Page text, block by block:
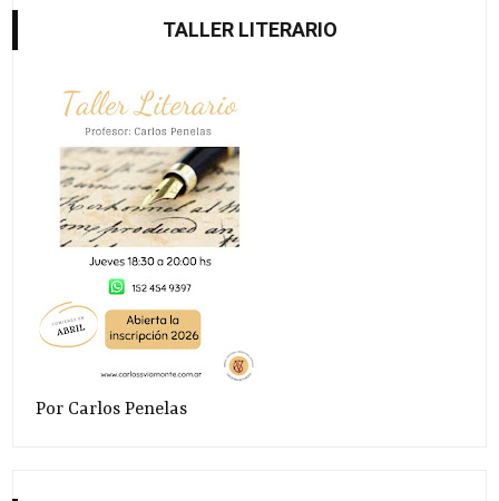
TALLER LITERARIO
Por Carlos Penelas